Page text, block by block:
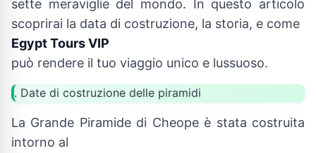
sette meraviglie del mondo. In questo articolo
scoprirai la data di costruzione, la storia, e come
Egypt Tours VIP
può rendere il tuo viaggio unico e lussuoso.
. Date di costruzione delle piramidi
La Grande Piramide di Cheope è stata costruita
intorno al